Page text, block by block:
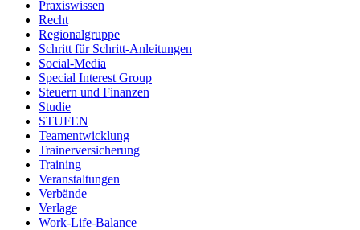
Praxiswissen
Recht
Regionalgruppe
Schritt für Schritt-Anleitungen
Social-Media
Special Interest Group
Steuern und Finanzen
Studie
STUFEN
Teamentwicklung
Trainerversicherung
Training
Veranstaltungen
Verbände
Verlage
Work-Life-Balance